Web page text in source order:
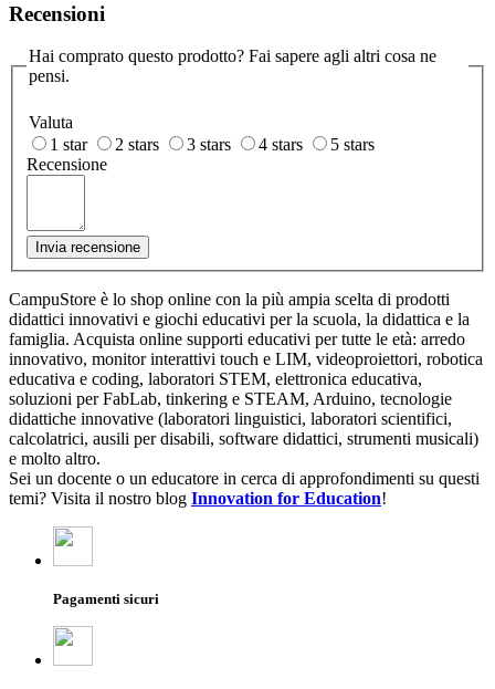
Recensioni
Hai comprato questo prodotto? Fai sapere agli altri cosa ne
pensi.
Valuta
1 star
2 stars 3 stars 4 stars
5 stars
Recensione
Invia recensione
CampuStore è lo shop online con la più ampia scelta di prodotti
didattici innovativi e giochi educativi per la scuola, la didattica e la
famiglia. Acquista online supporti educativi per tutte le età: arredo
innovativo, monitor interattivi touch e LIM, videoproiettori, robotica
educativa e coding, laboratori STEM, elettronica educativa,
soluzioni per FabLab, tinkering e STEAM, Arduino, tecnologie
didattiche innovative (laboratori linguistici, laboratori scientifici,
calcolatrici, ausili per disabili, software didattici, strumenti musicali)
e molto altro.
Sei un docente o un educatore in cerca di approfondimenti su questi
temi? Visita il nostro blog Innovation for Education!
Pagamenti sicuri